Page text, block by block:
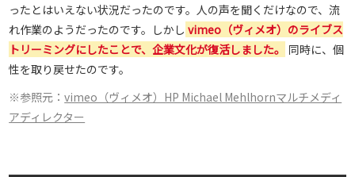
ったとはいえない状況だったのです。人の声を聞くだけなので、流
れ作業のようだったのです。しかし vimeo（ヴィメオ）のライブス
トリーミングにしたことで、企業文化が復活しました。
同時に、個
性を取り戻せたのです。
※参照元：vimeo（ヴィメオ）HP Michael Mehlhornマルチメディ
アディレクター